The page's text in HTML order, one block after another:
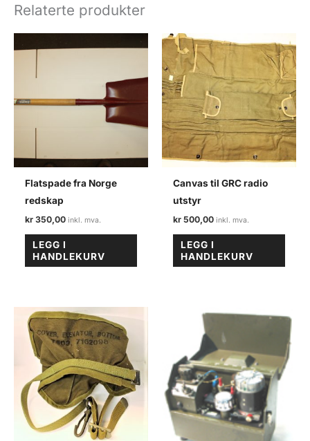
Relaterte produkter
Flatspade fra Norge
redskap
kr 350,00
LEGG I
HANDLEKURV
Canvas til GRC radio
utstyr
kr 500,00
LEGG I
HANDLEKURV